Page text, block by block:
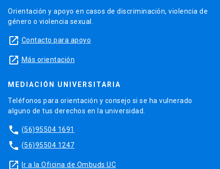
Orientación y apoyo en casos de discriminación, violencia de
género o violencia sexual.
launch Contacto para apoyo
launch Más orientación
MEDIACIÓN UNIVERSITARIA
Teléfonos para orientación y consejo si se ha vulnerado
alguno de tus derechos en la universidad.
phone (56)95504 1691
phone (56)95504 1247
launch Ir a la Oficina de Ombuds UC